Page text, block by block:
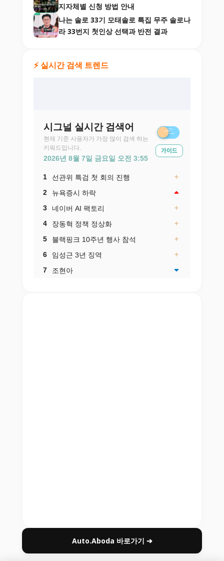
지자체별 신청 방법 안내
나는 솔로 33기 모태솔로 특집 무주 솔로나
라 33번지 첫인상 선택과 반전 결과
⚡ 실시간 검색 트렌드
Auto.Aboda 바로가기 ➔